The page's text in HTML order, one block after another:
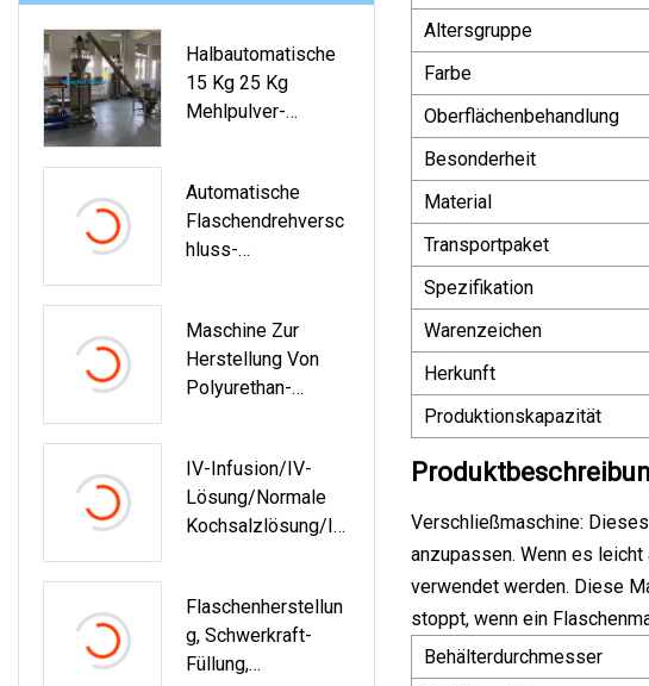
Halbautomatische
15 Kg 25 Kg
Mehlpulver-
Automatische
Flaschendrehversc
Hluss-
Oder Glasflaschen,
Mit
Schraubverschluss
Maschine Zur
Herstellung Von
Polyurethan-
IV-Infusion/IV-
Lösung/normale
Kochsalzlösung/IV
Flüssigkeiten Zum
Blasen, Füllen Und
Verschließen,
Flaschenherstellun
G, Schwerkraft-
Füllung,
Altersgruppe
Farbe
Oberflächenbehandlung
Besonderheit
Material
Transportpaket
Spezifikation
Warenzeichen
Herkunft
Produktionskapazität
Verschließmaschine:
anzupassen. Wenn es
verwendet werden. Diese
stoppt, wenn ein
Behälterdurchmesser